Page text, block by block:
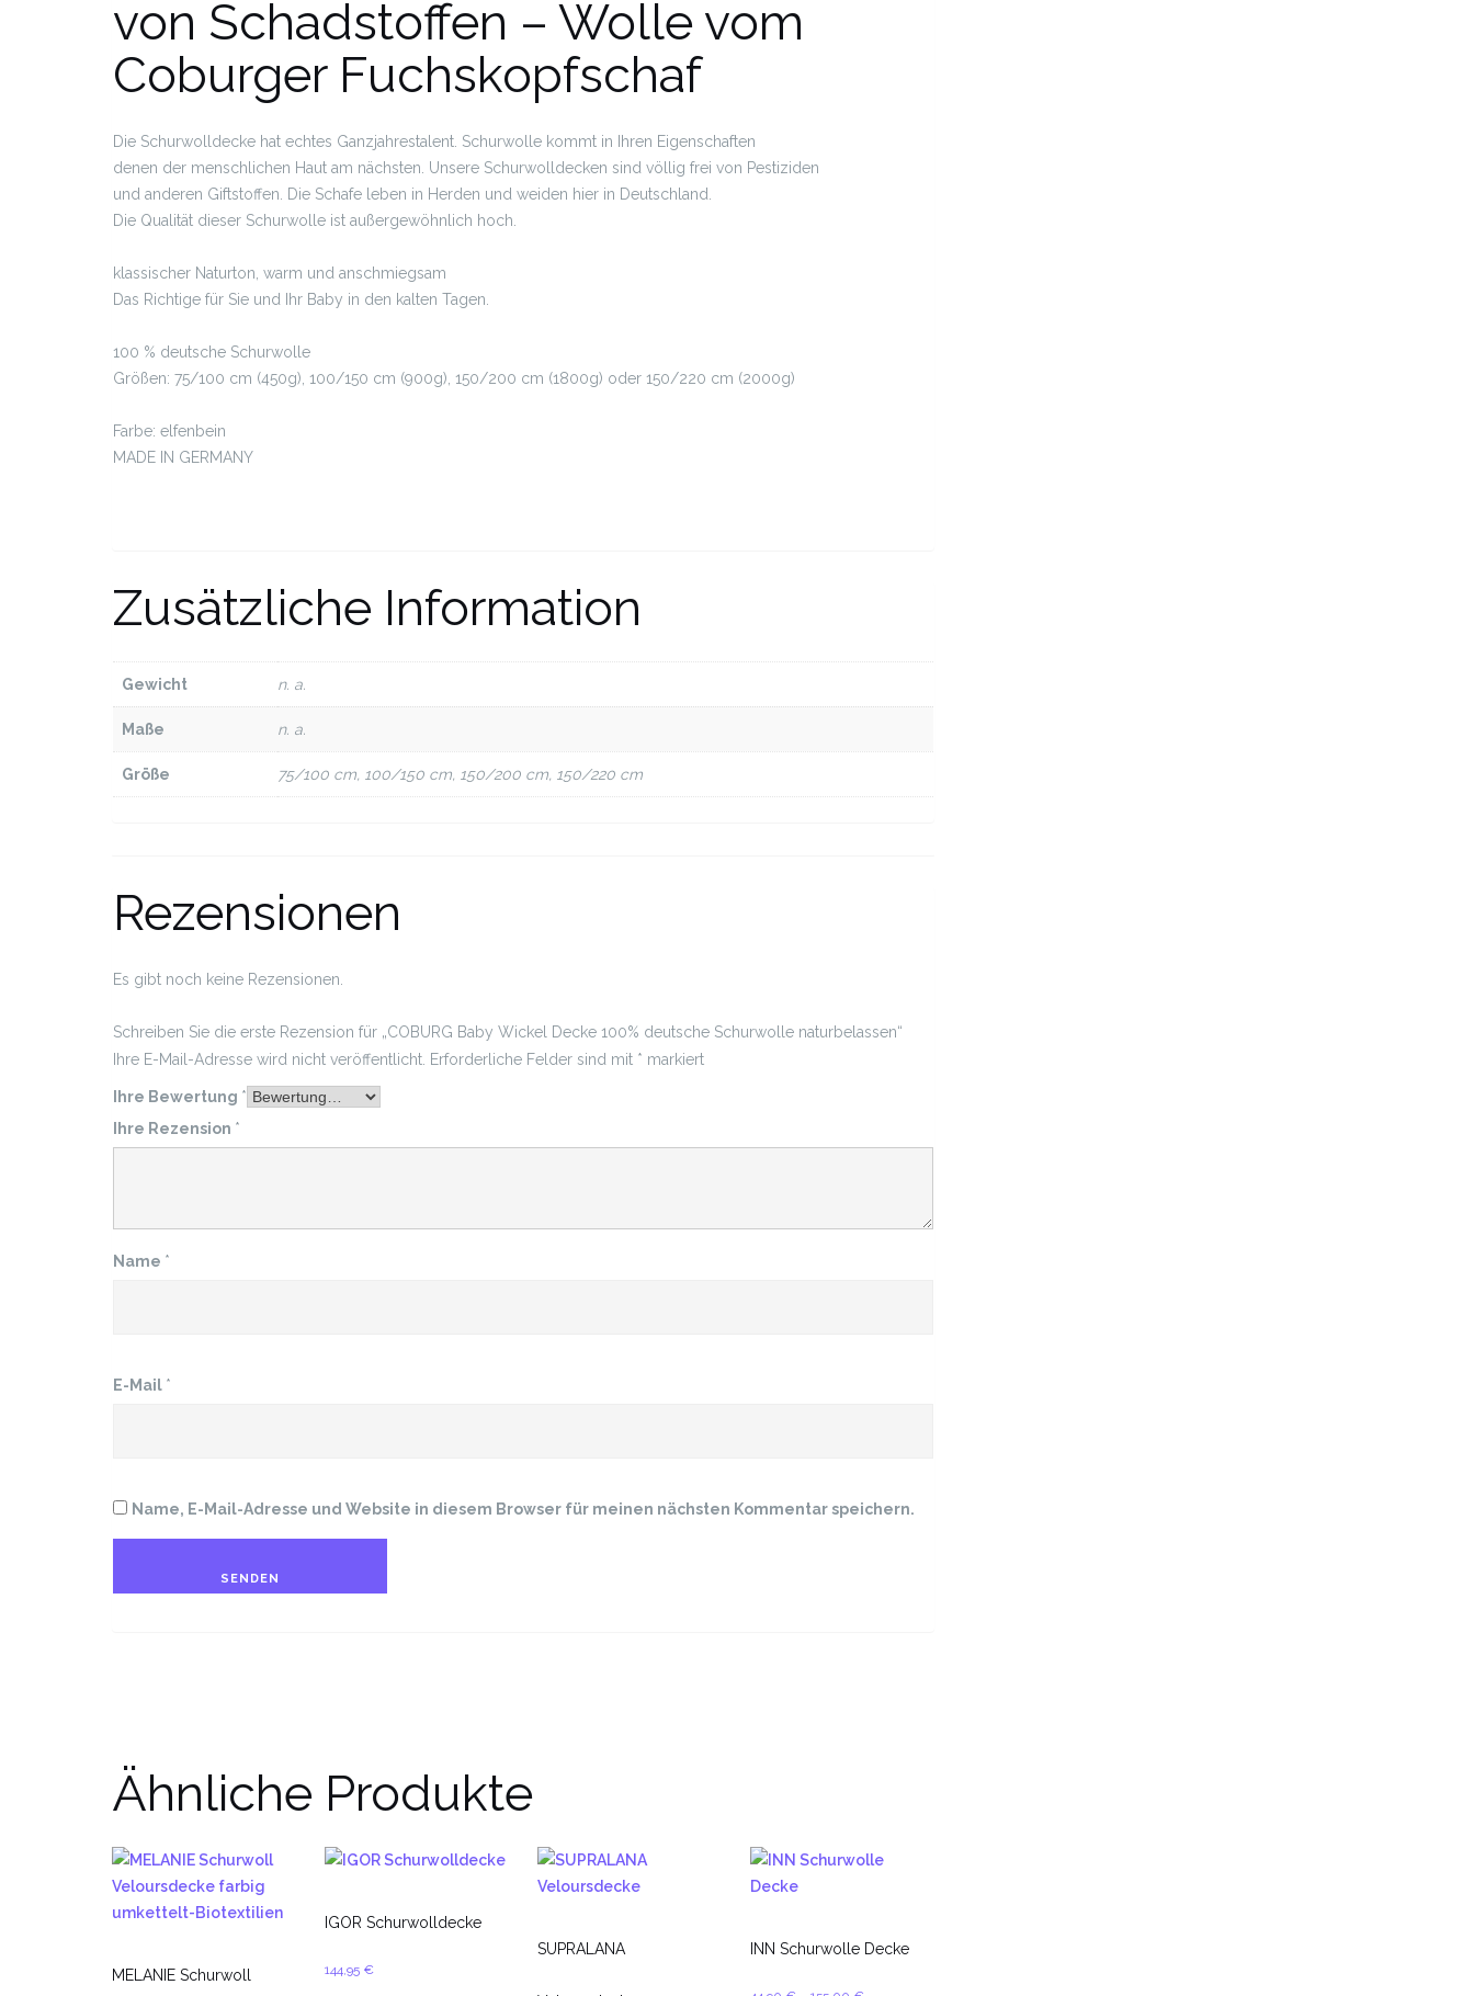
von Schadstoffen – Wolle vom
Coburger Fuchskopfschaf
Die Schurwolldecke hat echtes Ganzjahrestalent. Schurwolle kommt in Ihren Eigenschaften
denen der menschlichen Haut am nächsten. Unsere Schurwolldecken sind völlig frei von Pestiziden
und anderen Giftstoffen. Die Schafe leben in Herden und weiden hier in Deutschland.
Die Qualität dieser Schurwolle ist außergewöhnlich hoch.
klassischer Naturton, warm und anschmiegsam
Das Richtige für Sie und Ihr Baby in den kalten Tagen.
100 % deutsche Schurwolle
Größen: 75/100 cm (450g), 100/150 cm (900g), 150/200 cm (1800g) oder 150/220 cm (2000g)
Farbe: elfenbein
MADE IN GERMANY
Zusätzliche Information
Gewicht n. a.
Maße n. a.
Größe 75/100 cm, 100/150 cm, 150/200 cm, 150/220 cm
Rezensionen
Es gibt noch keine Rezensionen.
Schreiben Sie die erste Rezension für „COBURG Baby Wickel Decke 100% deutsche Schurwolle naturbelassen“
Ihre E-Mail-Adresse wird nicht veröffentlicht. Erforderliche Felder sind mit * markiert
Ihre Bewertung *
Ihre Rezension *
Name *
E-Mail *
Name, E-Mail-Adresse und Website in diesem Browser für meinen nächsten Kommentar speichern.
Ähnliche Produkte
MELANIE Schurwoll
IGOR Schurwolldecke
144,95 €
SUPRALANA INN Schurwolle Decke